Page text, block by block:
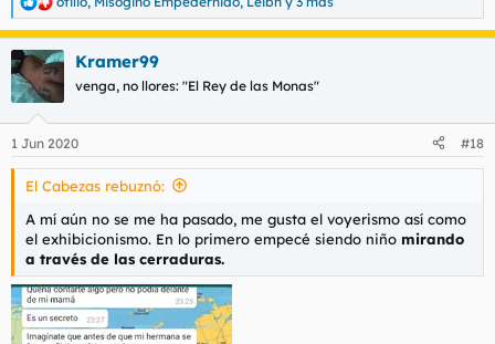
R
e
a
c
c
i
e
s
Kramer99
venga, no llores: "El Rey de las Monas"
1 Jun 2020 #18
El Cabezas rebuznó:
A mí aún no se me ha pasado, me gusta el voyerismo así como
el exhibicionismo. En lo primero empecé siendo niño mirando
a través de las cerraduras.